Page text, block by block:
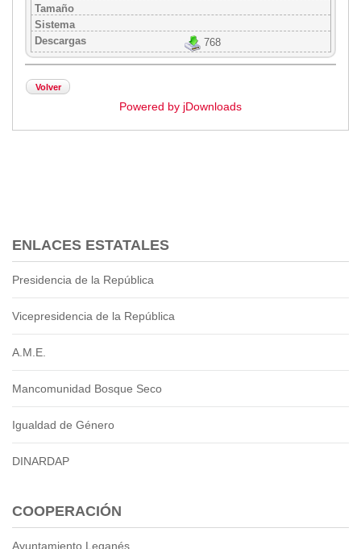
Tamaño
Sistema
Descargas
768
Volver
Powered by jDownloads
ENLACES ESTATALES
Presidencia de la República
Vicepresidencia de la República
A.M.E.
Mancomunidad Bosque Seco
Igualdad de Género
DINARDAP
COOPERACIÓN
Ayuntamiento Leganés